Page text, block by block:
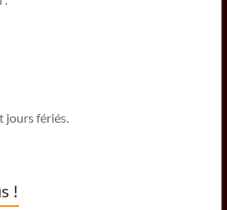
jours fériés.
!